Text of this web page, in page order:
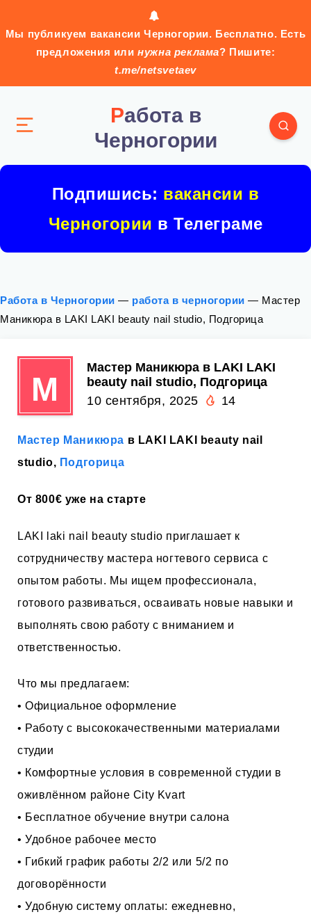
Мы публикуем вакансии Черногории. Бесплатно. Есть
предложения илинужна реклама? Пишите:
t.me/netsvetaev
Работа в
Черногории
Подпишись: вакансии в
Черногории в Телеграме
Работа в Черногории — работа в черногории — Мастер
Маникюра в LAKI LAKI beauty nail studio, Подгорица
М
Мастер Маникюра в LAKI LAKI
beauty nail studio, Подгорица
10 сентября, 2025
14
Мастер Маникюра в LAKI LAKI beauty nail
studio, Подгорица
От 800€ уже на старте
LAKI laki nail beauty studio приглашает к
сотрудничеству мастера ногтевого сервиса с
опытом работы. Мы ищем профессионала,
готового развиваться, осваивать новые навыки и
выполнять свою работу с вниманием и
ответственностью.
Что мы предлагаем:
• Официальное оформление
• Работу с высококачественными материалами
студии
• Комфортные условия в современной студии в
оживлённом районе City Kvart
• Бесплатное обучение внутри салона
• Удобное рабочее место
• Гибкий график работы 2/2 или 5/2 по
договорённости
• Удобную систему оплаты: ежедневно,